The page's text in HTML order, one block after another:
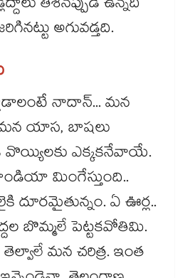
అగువడ్తది.
నాదాన్... మన
యాస, బాషలు
వొయ్యిలకు ఎక్కకనేవాయే.
మింగేస్తుంది..
దూరమైతున్నం. ఏ ఊర్ల..
బొమ్మలే పెట్టకవోతిమి.
మన చరిత్ర. ఇంత